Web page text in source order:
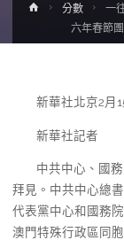
Home分數
一
六年春節
新華社北京2月
新華社記者
中共中心、國
拜見。中共中心總
代表黨中心和國務
澳門特殊行政區同